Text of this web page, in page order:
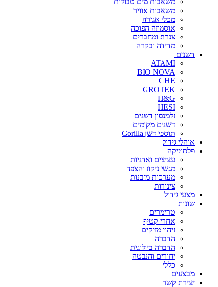
משאבות אוויר
מכלי אגירה
אוסמוזה הפוכה
צנרת ומחברים
מדידה ובקרה
דשנים
ATAMI
BIO NOVA
GHE
GROTEK
H&G
HESI
זלמנסון דשנים
דשנים מקומים
תוספי דשן Gorilla
אוהלי גידול
פלסטיקה
עציצים ואדניות
מגשי ניקוז והצפה
מערכות מובנות
צינורות
מצעי גידול
שונות
טרימרים
אחרי קטיף
זיהוי מזיקים
הדברה
הדברה ביולוגית
יחורים והנבטה
כללי
מבצעים
יצירת קשר